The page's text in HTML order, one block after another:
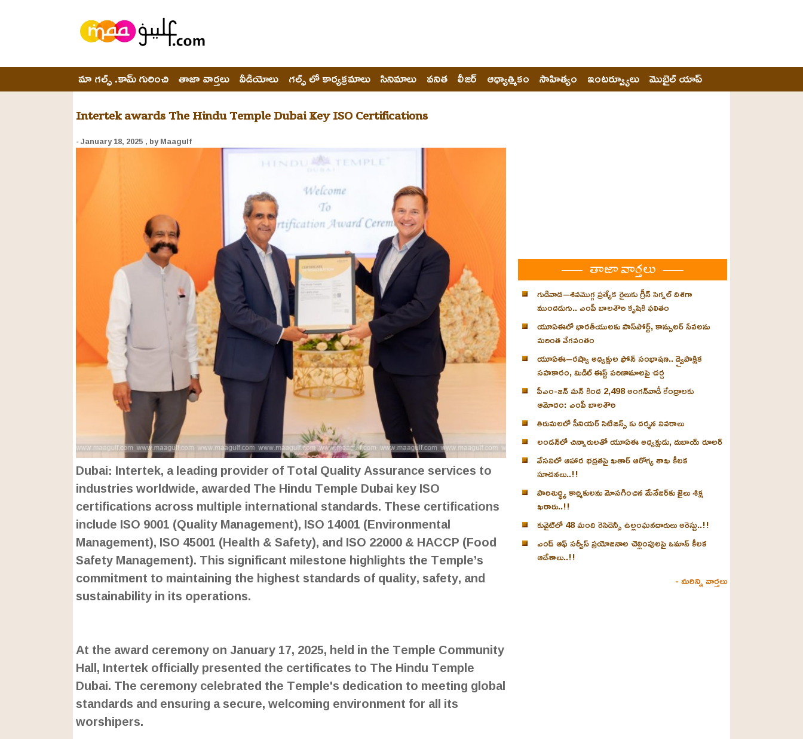
మా గల్ఫ్ .కామ్ గురించి తాజా వార్తలు వీడియోలు గల్ఫ్ లో కార్యక్రమాలు సినిమాలు వనిత లీజర్ ఆధ్యాత్మికం సాహిత్యం ఇంటర్వ్యూలు మొబైల్ యాప్
Intertek awards The Hindu Temple Dubai Key ISO Certifications
- January 18, 2025 , by Maagulf
Dubai: Intertek, a leading provider of Total Quality Assurance services to
industries worldwide, awarded The Hindu Temple Dubai key ISO
certifications across multiple international standards. These certifications
include ISO 9001 (Quality Management), ISO 14001 (Environmental
Management), ISO 45001 (Health & Safety), and ISO 22000 & HACCP (Food
Safety Management). This significant milestone highlights the Temple’s
commitment to maintaining the highest standards of quality, safety, and
sustainability in its operations.
U
n
m
u
e
a
d
e
d
2
.
6
3
%
At the award ceremony on January 17, 2025, held in the Temple Community
Hall, Intertek officially presented the certificates to The Hindu Temple
Dubai. The ceremony celebrated the Temple's dedication to meeting global
standards and ensuring a secure, welcoming environment for all its
worshipers.
తాజా వార్తలు
గుడివాడ–శివమొగ్గ ప్రత్యేక రైలుకు గ్రీన్ సిగ్నల్ దిశగా
ముందడుగు.. ఎంపీ బాలశౌరి కృషికి ఫలితం
యూఏఈలో భారతీయులకు పాస్‌పోర్ట్, కాన్సులర్ సేవలను
మరింత వేగవంతం
యూఏఈ–రష్యా అధ్యక్షుల ఫోన్ సంభాషణ.. ద్వైపాక్షిక
సహకారం, మిడిల్ ఈస్ట్ పరిణామాలపై చర్చ
పీఎం-జన్ మన్ కింద 2,498 అంగన్‌వాడీ కేంద్రాలకు
ఆమోదం: ఎంపీ బాలశౌరి
తిరుమలలో సీనియర్ సిటిజన్స్ కు దర్శన వివరాలు
లండన్‌లో చిన్నారులతో యూఏఈ అధ్యక్షుడు, దుబాయ్ రూలర్
వేసవిలో ఆహార భద్రతపై ఖతార్ ఆరోగ్య శాఖ కీలక
సూచనలు..!!
పారిశుద్ధ్య కార్మికులను మోసగించిన మేనేజర్‌కు జైలు శిక్ష
ఖరారు..!!
కువైట్‌లో 48 మంది రెసిడెన్సీ ఉల్లంఘనదారులు అరెస్టు..!!
ఎండ్ ఆఫ్ సర్వీస్ ప్రయోజనాల చెల్లింపులపై ఒమాన్ కీలక
ఆదేశాలు..!!
- మరిన్ని వార్తలు